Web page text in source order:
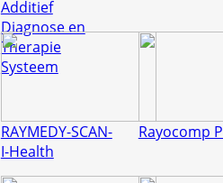
Additief
Diagnose en
Therapie
Systeem
RAYMEDY-SCAN-
I-Health
Rayocomp